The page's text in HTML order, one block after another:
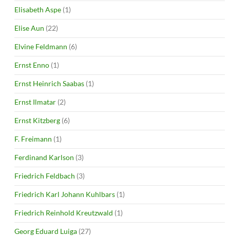
Elisabeth Aspe (1)
Elise Aun (22)
Elvine Feldmann (6)
Ernst Enno (1)
Ernst Heinrich Saabas (1)
Ernst Ilmatar (2)
Ernst Kitzberg (6)
F. Freimann (1)
Ferdinand Karlson (3)
Friedrich Feldbach (3)
Friedrich Karl Johann Kuhlbars (1)
Friedrich Reinhold Kreutzwald (1)
Georg Eduard Luiga (27)